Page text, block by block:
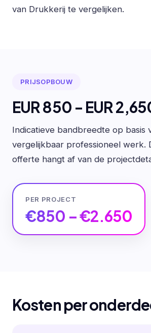
van Drukkerij te vergelijken.
PRIJSOPBOUW
EUR 850 - EUR
Indicatieve bandbreedte op basis
vergelijkbaar professioneel werk.
offerte hangt af van de
PER PROJECT
€850 – €2.650
Kosten per